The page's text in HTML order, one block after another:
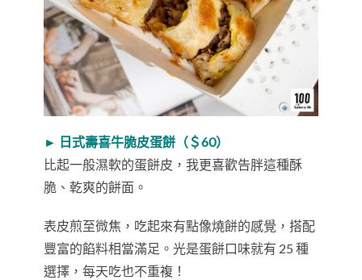
► 日式壽喜牛脆皮蛋餅（＄60）
比起一般濕軟的蛋餅皮，我更喜歡告胖這種酥
脆、乾爽的餅面。
表皮煎至微焦，吃起來有點像燒餅的感覺，搭配
豐富的餡料相當滿足。光是蛋餅口味就有 25 種
選擇，每天吃也不重複！